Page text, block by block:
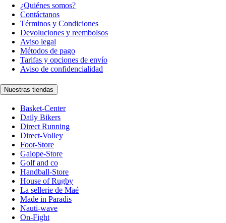
¿Quiénes somos?
Contáctanos
Términos y Condiciones
Devoluciones y reembolsos
Aviso legal
Métodos de pago
Tarifas y opciones de envío
Aviso de confidencialidad
Nuestras tiendas
Basket-Center
Daily Bikers
Direct Running
Direct-Volley
Foot-Store
Galope-Store
Golf and co
Handball-Store
House of Rugby
La sellerie de Maé
Made in Paradis
Nauti-wave
On-Fight